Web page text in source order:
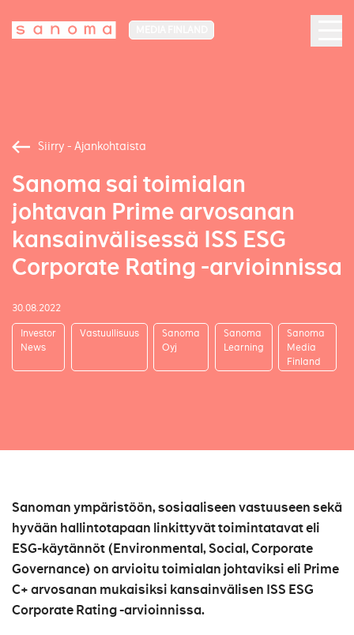
Siirry - Ajankohtaista
Sanoma sai toimialan
johtavan Prime arvosanan
kansainvälisessä ISS ESG
Corporate Rating -arvioinnissa
30.08.2022
Investor
News
Vastuullisuus
Sanoma
Oyj
Sanoma
Learning
Sanoma
Media
Finland
Sanoman ympäristöön, sosiaaliseen vastuuseen sekä
hyvään hallintotapaan linkittyvät toimintatavat eli
ESG-käytännöt (Environmental, Social, Corporate
Governance) on arvioitu toimialan johtaviksi eli Prime
C+ arvosanan mukaisiksi kansainvälisen ISS ESG
Corporate Rating -arvioinnissa.